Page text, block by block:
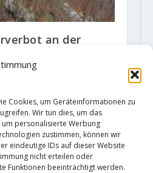
Cookies, um Geräteinformationen zu
Wir tun dies, um das
personalisierte Werbung
zustimmen, können wir
eindeutige IDs auf dieser Website
nicht erteilen oder
Funktionen beeinträchtigt werden.
an der